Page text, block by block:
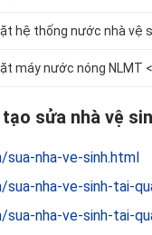
hệ thống nước nhà vệ
máy nước nóng NLMT
sửa nhà vệ
nha-ve-sinh.html
nha-ve-sinh-tai-
nha-ve-sinh-tai-